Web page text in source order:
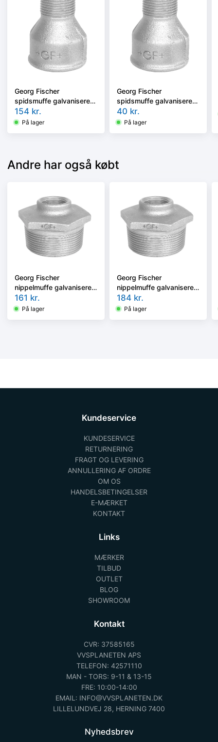
Georg Fischer
spidsmuffe galvaniseret
2 - 1.1/2'' muffe - nippel
154 kr.
På lager
Georg Fischer
spidsmuffe galvaniseret
1/4 - 1/8'' muffe - nippel
40 kr.
På lager
Andre har også købt
Georg Fischer
nippelmuffe galvaniseret
2.1/2 - 1''
161 kr.
På lager
Georg Fischer
nippelmuffe galvaniseret
2.1/2 - 1.1/4''
184 kr.
På lager
Kundeservice
KUNDESERVICE
RETURNERING
FRAGT OG LEVERING
ANNULLERING AF ORDRE
OM OS
HANDELSBETINGELSER
E-MÆRKET
KONTAKT
Links
MÆRKER
TILBUD
OUTLET
BLOG
SHOWROOM
Kontakt
CVR: 37585165
VVSPLANETEN APS
TELEFON: 42571110
MAN - TORS: 9-11 & 13-15
FRE: 10:00-14:00
EMAIL: INFO@VVSPLANETEN.DK
LILLELUNDVEJ 28, HERNING 7400
Nyhedsbrev